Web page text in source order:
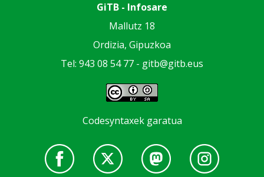
GiTB - Infosare
Mallutz 18
Ordizia, Gipuzkoa
Tel: 943 08 54 77 - gitb@gitb.eus
Codesyntaxek garatua